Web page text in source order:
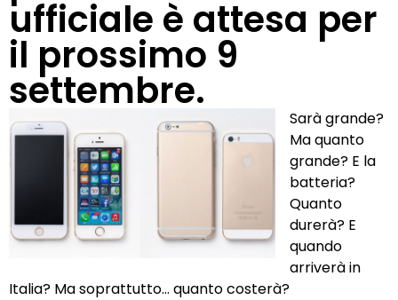
ufficiale è attesa per
il prossimo 9
settembre.
Sarà grande?
Ma quanto
grande? E la
batteria?
Quanto
durerà? E
quando
arriverà in
Italia? Ma soprattutto… quanto costerà?